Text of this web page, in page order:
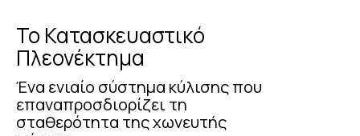
Το Κατασκευαστικό
Πλεονέκτημα
Ένα ενιαίο σύστημα κύλισης που
επαναπροσδιορίζει τη
σταθερότητα της χωνευτής